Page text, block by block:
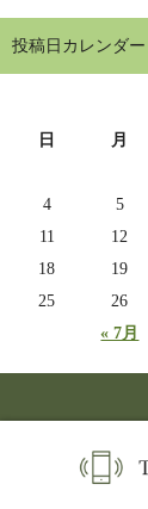
投稿日カレンダー
日 月
« 7月
4
5
11
12
18
19
25
26